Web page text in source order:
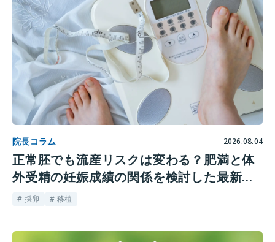
院長コラム 2026.08.04
正常胚でも流産リスクは変わる？肥満と体
外受精の妊娠成績の関係を検討した最新研
究
# 採卵 # 移植